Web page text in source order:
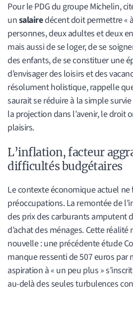
Pour le PDG du groupe Michelin,
unsalairedécent doit permettre «
personnes, deux adultes et deux
mais aussi de se loger, de se
des enfants, de se constituer une
d’envisager des loisirs et des
résolument holistique, rappelle
saurait se réduire à la simple
la projection dans l’avenir, le droit
plaisirs.
L’inflation, facteur
difficultés budgétaires
Le contexte économique actuel ne
préoccupations. La remontée de
des prix des carburants amputent
d’achat des ménages. Cette réalité
nouvelle : une précédente étude
manque ressenti de 507 euros par
aspiration à « un peu plus »
au-delà des seules turbulences